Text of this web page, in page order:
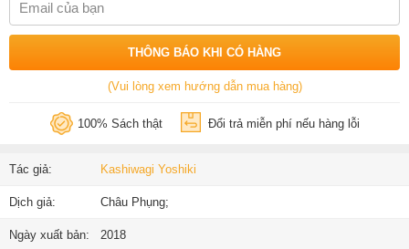
THÔNG BÁO KHI CÓ HÀNG
(Vui lòng xem hướng dẫn mua hàng)
100% Sách thật Đổi trả miễn phí nếu hàng lỗi
Tác giả: Kashiwagi Yoshiki
Dịch giả: Châu Phụng;
Ngày xuất bản: 2018